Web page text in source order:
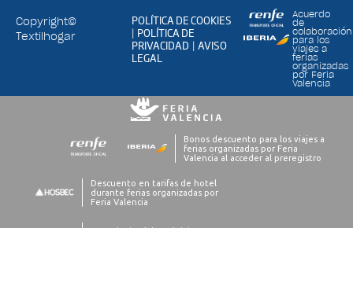
Copyright©
Textilhogar
POLÍTICA DE COOKIES
| POLÍTICA DE
PRIVACIDAD |AVISO
LEGAL
Acuerdo
de
colaboración
para los
viajes a
ferias
organizadas
por Feria
Valencia